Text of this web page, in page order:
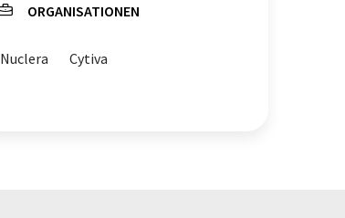
Proteine
ORGANISATIONEN
Nuclera Cytiva